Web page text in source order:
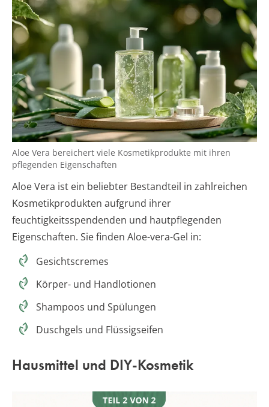
Aloe Vera bereichert viele Kosmetikprodukte mit ihren
pflegenden Eigenschaften
Aloe Vera ist ein beliebter Bestandteil in zahlreichen
Kosmetikprodukten aufgrund ihrer
feuchtigkeitsspendenden und hautpflegenden
Eigenschaften. Sie finden Aloe-vera-Gel in:
Gesichtscremes
Körper- und Handlotionen
Shampoos und Spülungen
Duschgels und Flüssigseifen
Hausmittel und DIY-Kosmetik